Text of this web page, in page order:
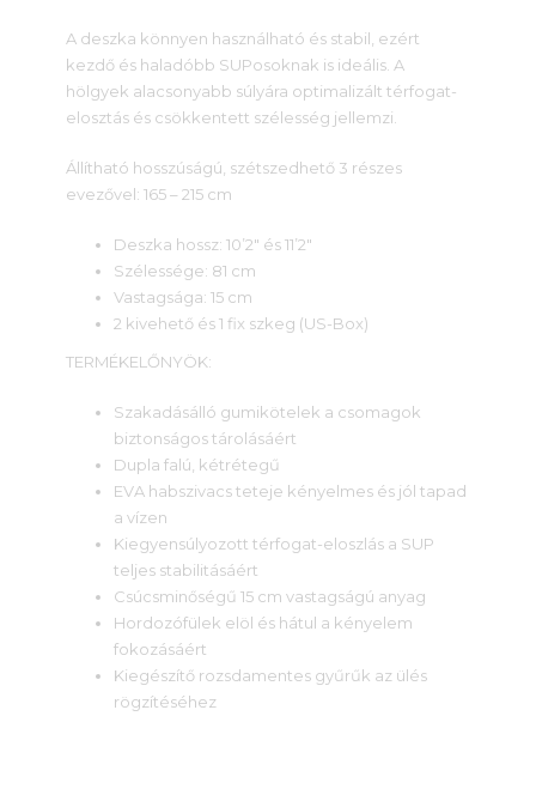
A deszka könnyen használható és stabil, ezért
kezdő és haladóbb SUPosoknak is ideális. A
hölgyek alacsonyabb súlyára optimalizált térfogat-
elosztás és csökkentett szélesség jellemzi.
Állítható hosszúságú, szétszedhető 3 részes
evezővel: 165 – 215 cm
Deszka hossz: 10’2″ és 11’2″
Szélessége: 81 cm
Vastagsága: 15 cm
2 kivehető és 1 fix szkeg (US-Box)
TERMÉKELŐNYÖK:
Szakadásálló gumikötelek a csomagok
biztonságos tárolásáért
Dupla falú, kétrétegű
EVA habszivacs teteje kényelmes és jól tapad
a vízen
Kiegyensúlyozott térfogat-eloszlás a SUP
teljes stabilitásáért
Csúcsminőségű 15 cm vastagságú anyag
Hordozófülek elöl és hátul a kényelem
fokozásáért
Kiegészítő rozsdamentes gyűrűk az ülés
rögzítéséhez